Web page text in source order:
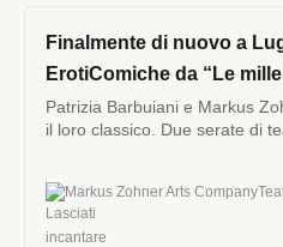
Finalmente di nuovo a
ErotiComiche da “Le
Patrizia Barbuiani e Markus
il loro classico. Due serate di
Markus Zohner Arts Company